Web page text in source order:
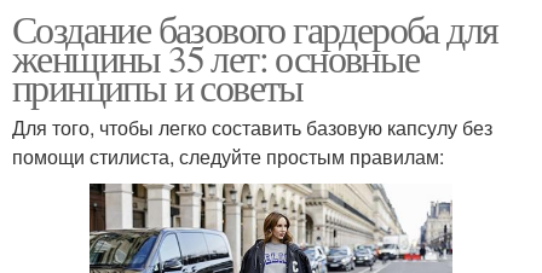
Создание базового гардероба для
женщины 35 лет: основные
принципы и советы
Для того, чтобы легко составить базовую капсулу без
помощи стилиста, следуйте простым правилам: